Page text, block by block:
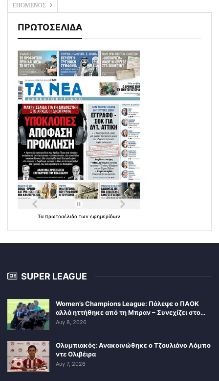
ΕΠΟΜΕΝΟΣ
ΠΡΩΤΟΣΕΛΙΔΑ
Τα πρωτοσέλιδα των εφημερίδων
SUPER LEAGUE
Women’s Champions League: Πάλεψε ο ΠΑΟΚ
αλλά ηττήθηκε από τη Μπραν – Συνεχίζει στο…
Αυγ 8, 2026
Ολυμπιακός: Ανακοινώθηκε ο Τζουλιάνο Λόμπο
ντε Ολιβέιρα
Αυγ 7, 2026